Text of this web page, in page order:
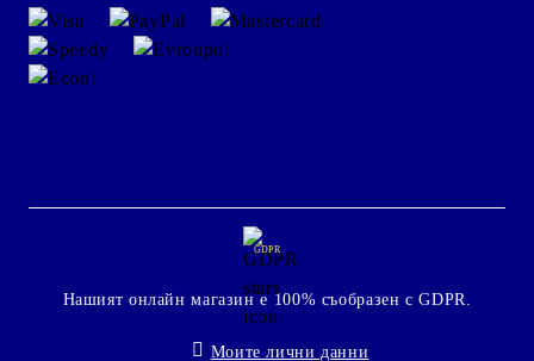
GDPR
Нашият онлайн магазин е 100% съобразен с GDPR.
Моите лични данни